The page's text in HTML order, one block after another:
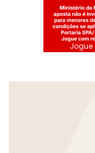
Jogue